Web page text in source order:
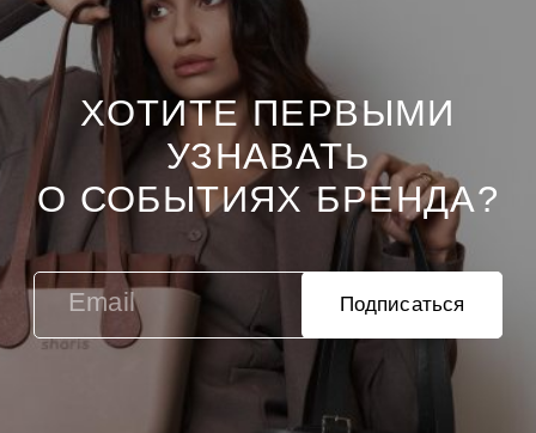
ХОТИТЕ ПЕРВЫМИ
УЗНАВАТЬ
О СОБЫТИЯХ БРЕНДА?